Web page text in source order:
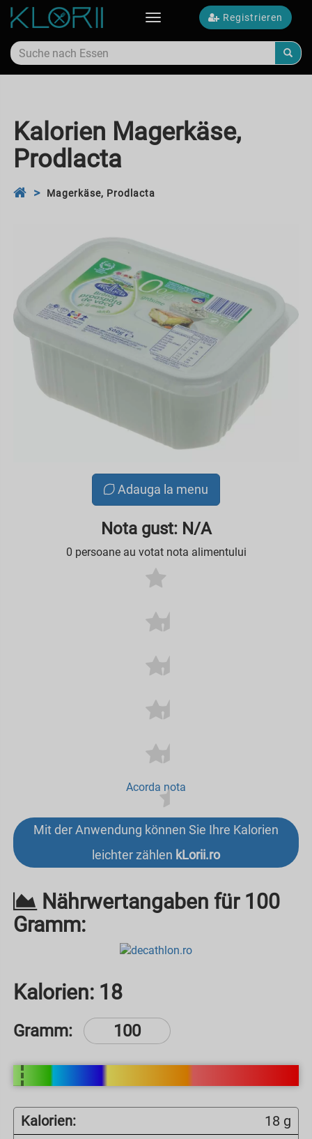
Registrieren
Toggle
Kalorien Magerkäse,
Prodlacta
Magerkäse, Prodlacta
Adauga la menu
Nota gust: N/A
0 persoane au votat nota alimentului
Acorda nota
Mit der Anwendung können Sie Ihre Kalorien
leichter zählen kLorii.ro
Nährwertangaben für 100
Gramm:
Kalorien: 18
Gramm:
Kalorien:
18 g